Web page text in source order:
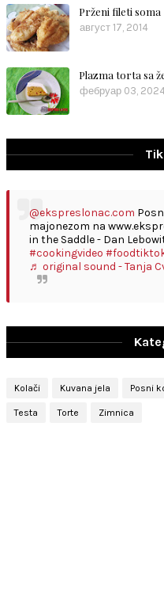
Prženi fileti soma
август 17, 2014
Plazma torta sa
фебруар 03,
@ekspreslonac.com
majonezom na
in the Saddle - Dan
#cookingvideo
♬ original sound - Tanja
Kolači Kuvana jela Posni
Testa Torte Zimnica